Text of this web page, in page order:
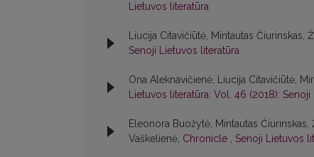
Lietuvos literatūra
Liucija Citavičiūtė, Mintautas Čiurinskas,
Senoji Lietuvos literatūra
Ona Aleknavičienė, Liucija Citavičiūtė,
Lietuvos literatūra: Vol. 46 (2018):
Eleonora Buožytė, Mintautas
Vaškelienė, Chronicle , Senoji Lietuvos